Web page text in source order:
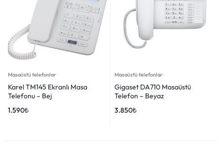
Masaüstü telefonlar
Karel TM145 Ekranlı Masa
Telefonu – Bej
1.590₺
Masaüstü telefonlar
Gigaset DA710 Masaüstü
Telefon – Beyaz
3.850₺